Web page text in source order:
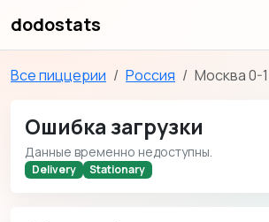
dodostats
Все пиццерии Россия Москва 0-
Ошибка загрузки
Данные временно недоступны.
Delivery Stationary